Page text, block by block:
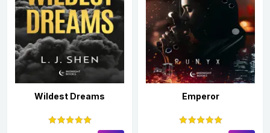
Wildest Dreams Emperor